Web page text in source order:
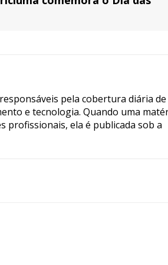
pela cobertura diária de
e tecnologia. Quando uma
profissionais, ela é publicada sob a